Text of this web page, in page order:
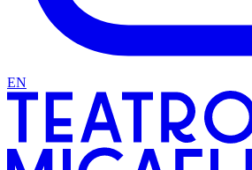
EN